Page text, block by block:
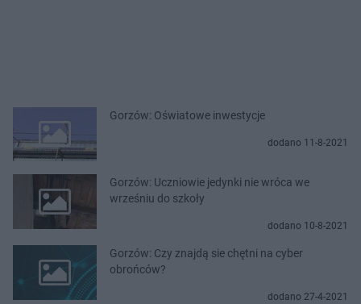
Gorzów: Oświatowe inwestycje
dodano 11-8-2021
Gorzów: Uczniowie jedynki nie wróca we
wrześniu do szkoły
dodano 10-8-2021
Gorzów: Czy znajdą sie chętni na cyber
obrońców?
dodano 27-4-2021